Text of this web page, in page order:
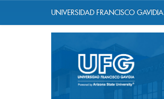
UNIVERSIDAD FRANCISCO GAVIDIA